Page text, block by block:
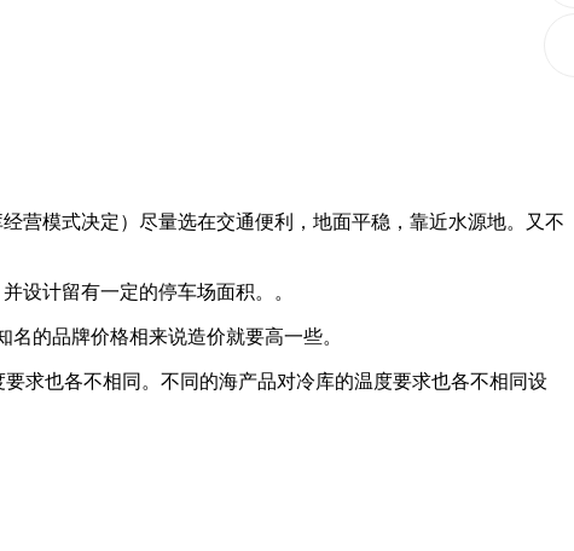
营模式决定）尽量选在交通便利，地面平稳，靠近水源地。又不
设计留有一定的停车场面积。。
的品牌价格相来说造价就要高一些。
求也各不相同。不同的海产品对冷库的温度要求也各不相同设